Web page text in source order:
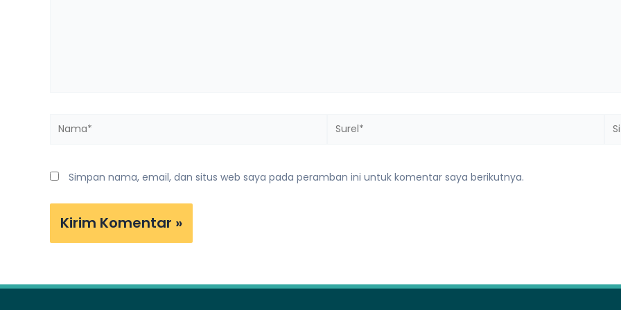
Nama* Surel*
Simpan nama, email, dan situs web saya pada peramban ini untuk komentar saya berikutnya.